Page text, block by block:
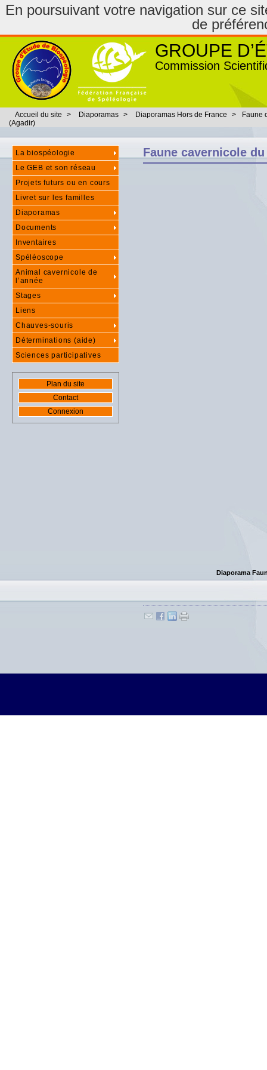
En poursuivant votre navigation sur ce
de
GROUPE
Commission
Accueil du site > Diaporamas > Diaporamas Hors de France >
Faune
(Agadir)
Faune cavernicole
Diaporama
La biospéologie
Le GEB et son réseau
Projets futurs ou en cours
Livret sur les familles
Diaporamas
Documents
Inventaires
Spéléoscope
Animal cavernicole de
l’année
Stages
Liens
Chauves-souris
Déterminations (aide)
Sciences participatives
Plan du site
Contact
Connexion